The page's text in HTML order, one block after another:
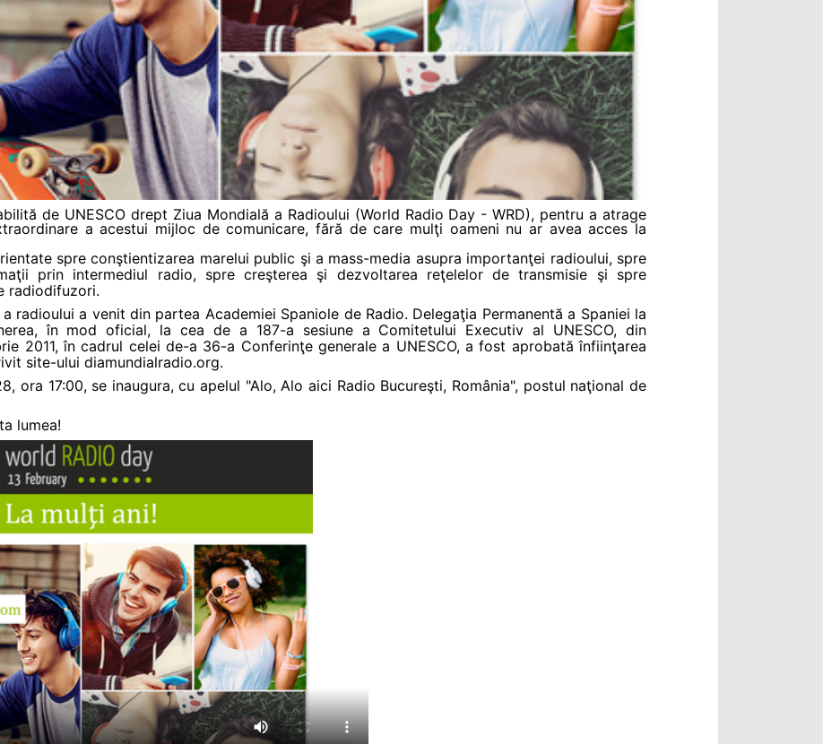
de UNESCO drept Ziua Mondială a Radioului (World Radio Day - WRD), pentru a atrage
a acestui mijloc de comunicare, fără de care mulţi oameni nu ar avea acces la
spre conştientizarea marelui public şi a mass-media asupra importanţei radioului, spre
prin intermediul radio, spre creşterea şi dezvoltarea reţelelor de transmisie şi spre
radiodifuzori.
radioului a venit din partea Academiei Spaniole de Radio. Delegaţia Permanentă a Spaniei la
în mod oficial, la cea de a 187-a sesiune a Comitetului Executiv al UNESCO, din
2011, în cadrul celei de-a 36-a Conferinţe generale a UNESCO, a fost aprobată înfiinţarea
site-ului diamundialradio.org.
ora 17:00, se inaugura, cu apelul "Alo, Alo aici Radio Bucureşti, România", postul naţional de
lumea!